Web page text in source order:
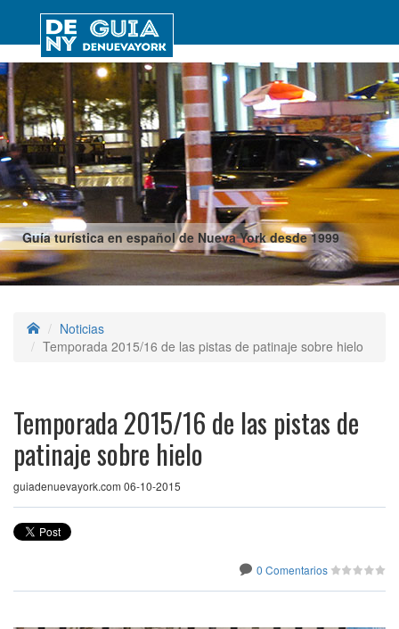
Guía turística en español de Nueva York desde 1999
Noticias
Temporada 2015/16 de las pistas de patinaje sobre hielo
Temporada 2015/16 de las pistas de
patinaje sobre hielo
guiadenuevayork.com 06-10-2015
0 Comentarios